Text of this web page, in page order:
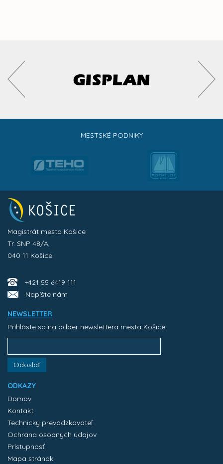
MESTSKÉ PODNIKY
Magistrát mesta Košice
Tr. SNP 48/A,
040 11 Košice
+421 55 6419 111
Napíšte nám
NEWSLETTER
Prihláste sa na odber newslettera mesta Košice:
Odoslať
ODKAZY
Domov
Kontakt
Technický prevádzkovateľ
Ochrana osobných údajov
Prístupnosť
Mapa stránok